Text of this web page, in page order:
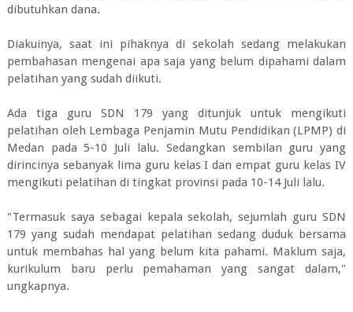
dibutuhkan dana.
Diakuinya, saat ini pihaknya di sekolah sedang melakukan
pembahasan mengenai apa saja yang belum dipahami dalam
pelatihan yang sudah diikuti.
Ada tiga guru SDN 179 yang ditunjuk untuk mengikuti
pelatihan oleh Lembaga Penjamin Mutu Pendidikan (LPMP) di
Medan pada 5-10 Juli lalu. Sedangkan sembilan guru yang
dirincinya sebanyak lima guru kelas I dan empat guru kelas IV
mengikuti pelatihan di tingkat provinsi pada 10-14 Juli lalu.
"Termasuk saya sebagai kepala sekolah, sejumlah guru SDN
179 yang sudah mendapat pelatihan sedang duduk bersama
untuk membahas hal yang belum kita pahami. Maklum saja,
kurikulum baru perlu pemahaman yang sangat dalam,"
ungkapnya.